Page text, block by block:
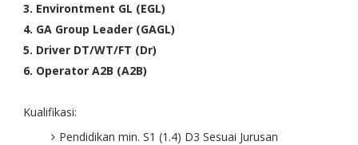
3. Environtment GL (EGL)
4. GA Group Leader (GAGL)
5. Driver DT/WT/FT (Dr)
6. Operator A2B (A2B)
Kualifikasi:
Pendidikan min. S1 (1.4) D3 Sesuai Jurusan